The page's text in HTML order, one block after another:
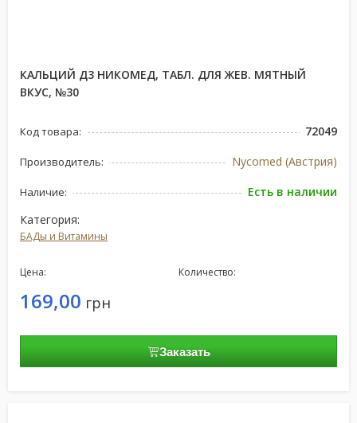
КАЛЬЦИЙ Д3 НИКОМЕД, ТАБЛ. ДЛЯ ЖЕВ. МЯТНЫЙ
ВКУС, №30
Код товара: 72049
Производитель: Nycomed (Австрия)
Наличие:
Есть в наличии
Категория:
БАДы и Витамины
Цена:
169,00 грн
Количество:
Заказать